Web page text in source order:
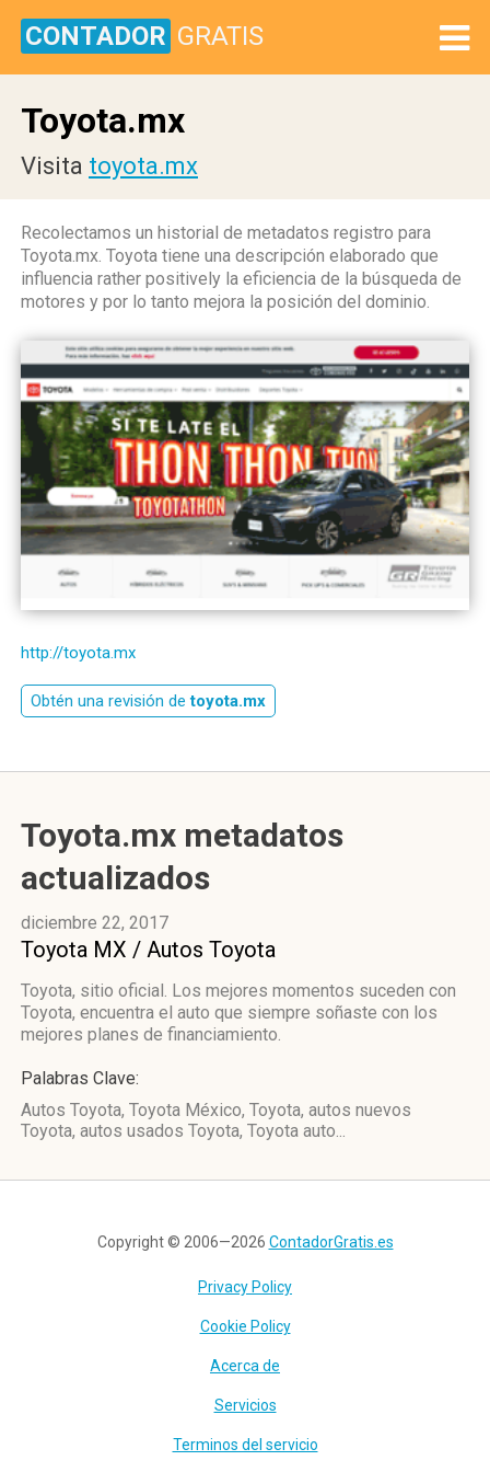
CONTADOR GRATIS
Toyota.mx
Visita toyota.mx
Recolectamos un historial de metadatos registro para
Toyota.mx. Toyota tiene una descripción elaborado que
influencia rather positively la eficiencia de la búsqueda de
motores y por lo tanto mejora la posición del dominio.
http://toyota.mx
Obtén una revisión detoyota.mx
Toyota.mx metadatos
actualizados
diciembre 22, 2017
Toyota MX / Autos Toyota
Toyota, sitio oficial. Los mejores momentos suceden con
Toyota, encuentra el auto que siempre soñaste con los
mejores planes de financiamiento.
Palabras Clave:
Autos Toyota, Toyota México, Toyota, autos nuevos
Toyota, autos usados Toyota, Toyota auto...
Copyright © 2006—2026 ContadorGratis.es
Privacy Policy
Cookie Policy
Acerca de
Servicios
Terminos del servicio